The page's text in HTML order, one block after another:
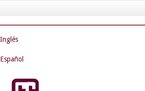
navigation
Inglés
Español